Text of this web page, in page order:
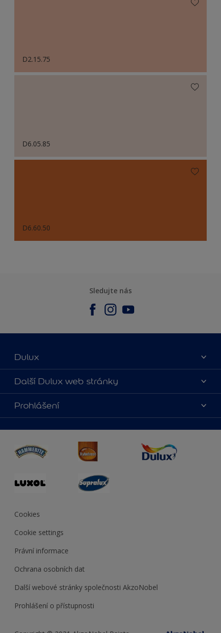
D2.15.75
D6.05.85
D6.60.50
Sledujte nás
Dulux
O nás
Kontaktujte nás
Najít obchod
Další Dulux web stránky
duluxmalir.cz
duluxmaliar.sk
duluxprodejnabarev.cz
duluxpredajnafarieb.sk
Prohlášení
Cookies
Cookie settings
Právní informace
Ochrana osobních dat
Další webové stránky společnosti AkzoNobel
Prohlášení o přístupnosti